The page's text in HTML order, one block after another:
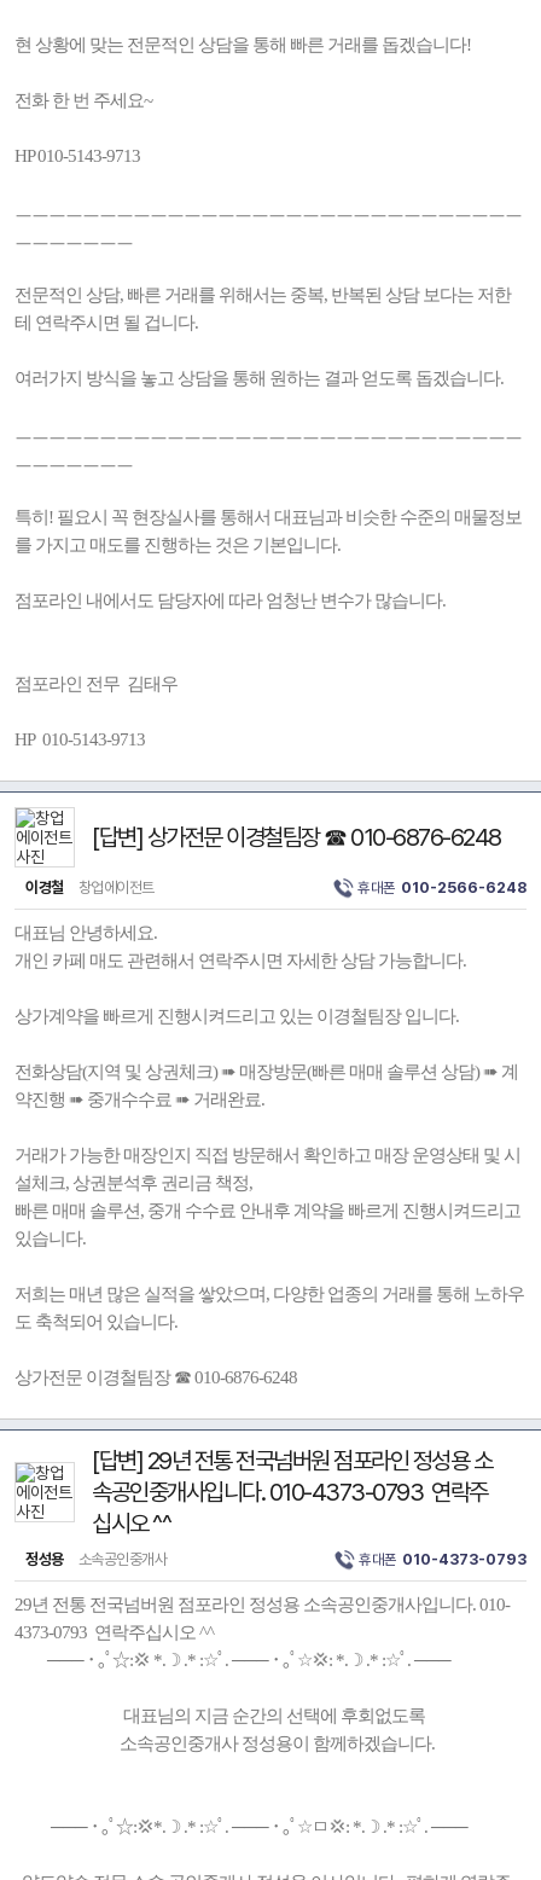
현 상황에 맞는 전문적인 상담을 통해 빠른 거래를 돕겠습니다!
전화 한 번 주세요~
HP 010-5143-9713
ㅡㅡㅡㅡㅡㅡㅡㅡㅡㅡㅡㅡㅡㅡㅡㅡㅡㅡㅡㅡㅡㅡㅡㅡㅡㅡㅡㅡㅡㅡ
ㅡㅡㅡㅡㅡㅡㅡ
전문적인 상담, 빠른 거래를 위해서는 중복, 반복된 상담 보다는 저한
테 연락주시면 될 겁니다.
여러가지 방식을 놓고 상담을 통해 원하는 결과 얻도록 돕겠습니다.
ㅡㅡㅡㅡㅡㅡㅡㅡㅡㅡㅡㅡㅡㅡㅡㅡㅡㅡㅡㅡㅡㅡㅡㅡㅡㅡㅡㅡㅡㅡ
ㅡㅡㅡㅡㅡㅡㅡ
특히! 필요시 꼭 현장실사를 통해서 대표님과 비슷한 수준의 매물정보
를 가지고 매도를 진행하는 것은 기본입니다.
점포라인 내에서도 담당자에 따라 엄청난 변수가 많습니다.
점포라인 전무 김태우
HP 010-5143-9713
[답변] 상가전문 이경철팀장 ☎ 010-6876-6248
이경철 창업에이전트 휴대폰 010-2566-6248
대표님 안녕하세요.
개인 카페 매도 관련해서 연락주시면 자세한 상담 가능합니다.
상가계약을 빠르게 진행시켜드리고 있는 이경철팀장 입니다.
전화상담(지역 및 상권체크) ➠ 매장방문(빠른 매매 솔루션 상담) ➠ 계
약진행 ➠ 중개수수료 ➠ 거래완료.
거래가 가능한 매장인지 직접 방문해서 확인하고 매장 운영상태 및 시
설체크, 상권분석후 권리금 책정,
빠른 매매 솔루션, 중개 수수료 안내후 계약을 빠르게 진행시켜드리고
있습니다.
저희는 매년 많은 실적을 쌓았으며, 다양한 업종의 거래를 통해 노하우
도 축척되어 있습니다.
상가전문 이경철팀장 ☎ 010-6876-6248
[답변] 29년 전통 전국넘버원 점포라인 정성용 소
속공인중개사입니다. 010-4373-0793 연락주
십시오 ^^
정성용 소속공인중개사 휴대폰 010-4373-0793
29년 전통 전국넘버원 점포라인 정성용 소속공인중개사입니다. 010-
4373-0793 연락주십시오 ^^
─── ･ ｡ﾟ☆:💢 *.☽ .* :☆ﾟ. ─── ･ ｡ﾟ☆💢: *.☽ .* :☆ﾟ. ───
대표님의 지금 순간의 선택에 후회없도록
소속공인중개사 정성용이 함께하겠습니다.
─── ･ ｡ﾟ☆:💢*.☽ .* :☆ﾟ. ─── ･ ｡ﾟ☆ㅁ💢: *.☽ .* :☆ﾟ. ───